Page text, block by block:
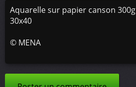
Aquarelle sur papier canson 300g
30x40
© MENA